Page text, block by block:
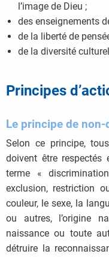
l’image de Dieu ;
des enseignements
de la liberté de
de la diversité
Principes
Le principe de
Selon ce principe,
doivent être
terme «
exclusion, restriction
couleur, le sexe, la
ou autres, l’origine
naissance ou toute
détruire la